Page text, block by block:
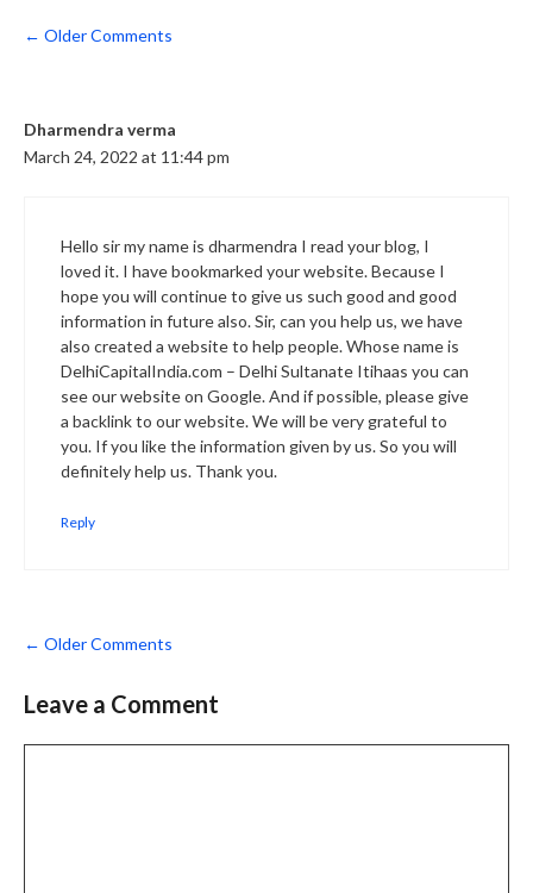
Comment
← Older Comments
Dharmendra verma
March 24, 2022 at 11:44 pm
Hello sir my name is dharmendra I read your blog, I
loved it. I have bookmarked your website. Because I
hope you will continue to give us such good and good
information in future also. Sir, can you help us, we have
also created a website to help people. Whose name is
DelhiCapitalIndia.com – Delhi Sultanate Itihaas you can
see our website on Google. And if possible, please give
a backlink to our website. We will be very grateful to
you. If you like the information given by us. So you will
definitely help us. Thank you.
Reply
Comment
← Older Comments
Leave a Comment